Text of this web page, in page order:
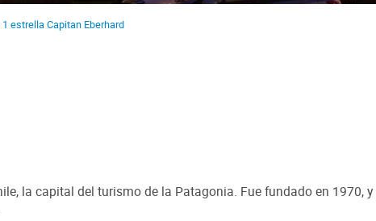
estrella Capitan Eberhard
la capital del turismo de la Patagonia. Fue fundado en 1970,